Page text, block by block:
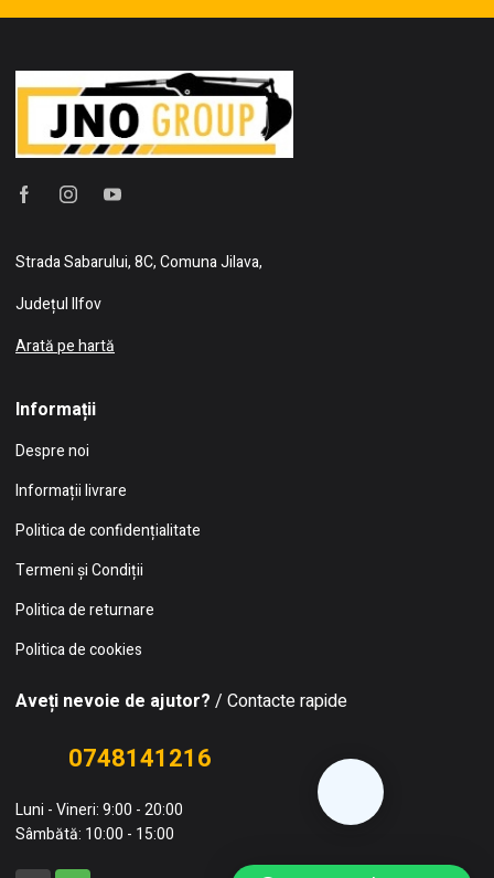
Strada Sabarului, 8C, Comuna Jilava,
Județul Ilfov
Arată pe hartă
Informații
Despre noi
Informații livrare
Politica de confidențialitate
Termeni și Condiții
Politica de returnare
Politica de cookies
Aveți nevoie de ajutor? / Contacte rapide
0748141216
Luni - Vineri: 9:00 - 20:00
Sâmbătă: 10:00 - 15:00